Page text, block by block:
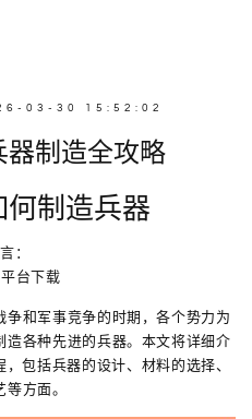
03-30 15:52:02
器制造全攻略
何制造兵器
：
台下载
和军事竞争的时期，各个势力为
各种先进的兵器。本文将详细介
包括兵器的设计、材料的选择、
方面。